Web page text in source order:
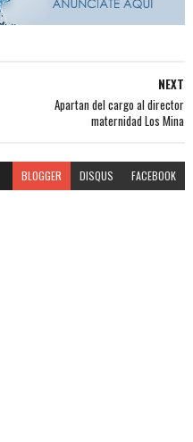
NEXT
Apartan del cargo al director
maternidad Los Mina
BLOGGER DISQUS FACEBOOK